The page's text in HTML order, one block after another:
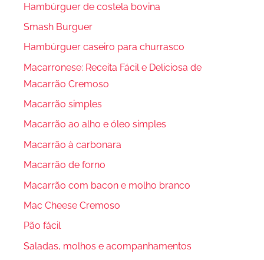
Hambúrguer de costela bovina
Smash Burguer
Hambúrguer caseiro para churrasco
Macarronese: Receita Fácil e Deliciosa de
Macarrão Cremoso
Macarrão simples
Macarrão ao alho e óleo simples
Macarrão à carbonara
Macarrão de forno
Macarrão com bacon e molho branco
Mac Cheese Cremoso
Pão fácil
Saladas, molhos e acompanhamentos